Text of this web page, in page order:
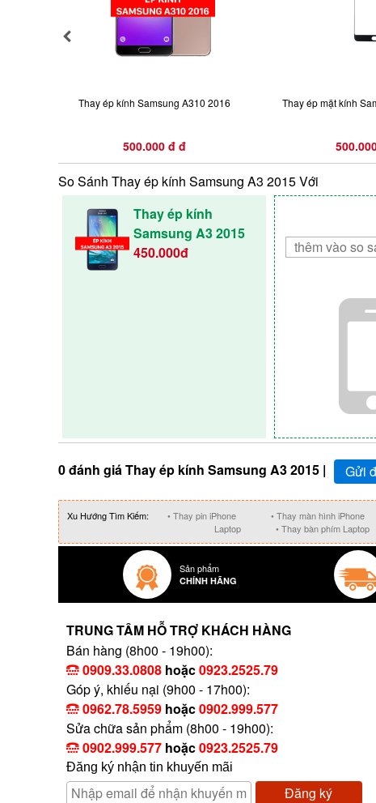
Thay ép kính Samsung A310 2016
500.000 đ đ
Thay ép mặt kính
So Sánh Thay ép kính Samsung A3 2015 Với
Thay ép kính
Samsung A3 2015
450.000đ
0 đánh giá Thay ép kính Samsung A3 2015 | Gửi
Xu Hướng Tìm Kiếm: • Thay pin iPhone • Thay màn hình iPhone
Laptop
• Thay bàn phím Laptop
Sản phẩm
CHÍNH HÃNG
TRUNG TÂM HỖ TRỢ KHÁCH HÀNG
Bán hàng (8h00 - 19h00):
0909.33.0808 hoặc0923.2525.79
Góp ý, khiếu nại (9h00 - 17h00):
0962.78.5959 hoặc0902.999.577
Sửa chữa sản phẩm (8h00 - 19h00):
0902.999.577 hoặc0923.2525.79
Đăng ký nhận tin khuyến mãi
Đăng ký